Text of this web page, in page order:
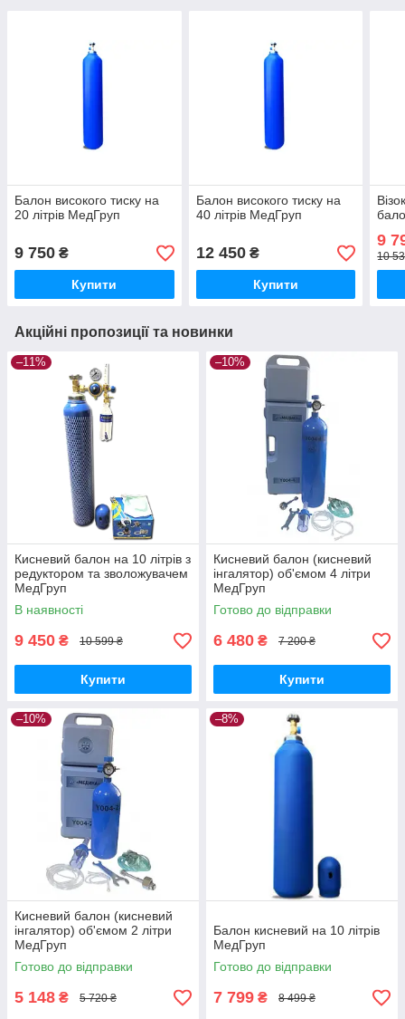
Балон високого тиску на
20 літрів МедГруп
9 750 ₴
Купити
Балон високого тиску на
40 літрів МедГруп
12 450₴
Купити
9
10
Акційні пропозиції та новинки
–11%
Кисневий балон на 10 літрів з
редуктором та зволожувачем
МедГруп
В наявності
9 450 ₴ 10 599 ₴
Купити
–10%
Кисневий балон (кисневий
інгалятор) об'ємом 4 літри
МедГруп
Готово до відправки
6 480 ₴ 7 200 ₴
Купити
–10%
Кисневий балон (кисневий
інгалятор) об'ємом 2 літри
МедГруп
Готово до відправки
5 148 ₴ 5 720 ₴
–8%
Балон кисневий на 10 літрів
МедГруп
Готово до відправки
7 799 ₴ 8 499 ₴